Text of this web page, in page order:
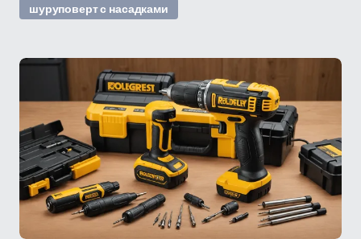
шуруповерт с насадками